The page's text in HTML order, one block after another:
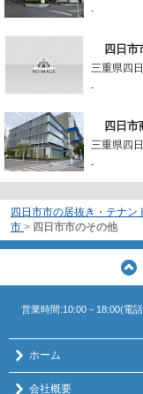
-
四日市
三重県四
-
四日市
三重県四
-
四日市市の居抜き・テナ
市 > 四日市市のその他
営業時間:10:00－18:00(電
ホーム
会社概要